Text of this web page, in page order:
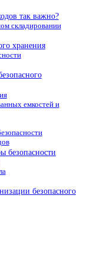
так важно?
складировании
хранения
емкостей и
безопасности
безопасного